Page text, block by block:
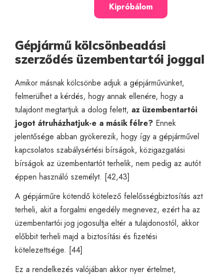
Kipróbálom
Gépjármű kölcsönbeadási
szerződés üzembentartói joggal
Amikor másnak kölcsönbe adjuk a gépjárművünket,
felmerülhet a kérdés, hogy annak ellenére, hogy a
tulajdont megtartjuk a dolog felett, az üzembentartói
jogot átruházhatjuk-e a másik félre? Ennek
jelentősége abban gyökerezik, hogy így a gépjárművel
kapcsolatos szabálysértési bírságok, közigazgatási
bírságok az üzembentartót terhelik, nem pedig az autót
éppen használó személyt. [42,43]
A gépjárműre kötendő kötelező felelősségbiztosítás azt
terheli, akit a forgalmi engedély megnevez, ezért ha az
üzembentartói jog jogosultja eltér a tulajdonostól, akkor
előbbit terheli majd a biztosítási és fizetési
kötelezettsége. [44]
Ez a rendelkezés valójában akkor nyer értelmet,